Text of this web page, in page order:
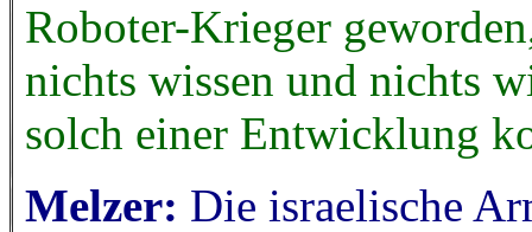
Roboter-Krieger
nichts wissen und nichts
solch einer Entwicklung
Melzer: Die israelische